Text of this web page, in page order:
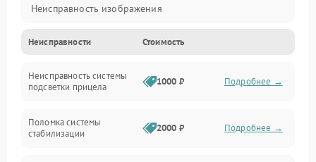
Неисправность изображения
Механические повреждения
Неисправность фокусировки и оптики
Неисправности Стоимость
Неисправность системы
подсветки прицела
1000 ₽ Подробнее →
Поломка системы
стабилизации
2000 ₽ Подробнее →